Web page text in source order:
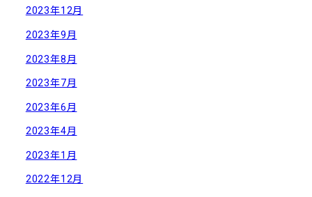
2023年12月
2023年9月
2023年8月
2023年7月
2023年6月
2023年4月
2023年1月
2022年12月